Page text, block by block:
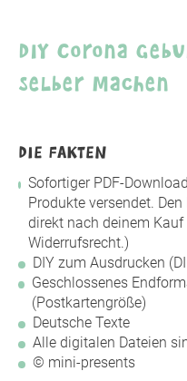
DIY Corona
selber machen
DIE FAKTEN
Sofortiger PDF-
Produkte versendet.
direkt nach deinem
Widerrufsrecht.)
DIY zum Ausdrucken
Geschlossenes
(Postkartengröße)
Deutsche Texte
Alle digitalen Dateien
© mini-presents